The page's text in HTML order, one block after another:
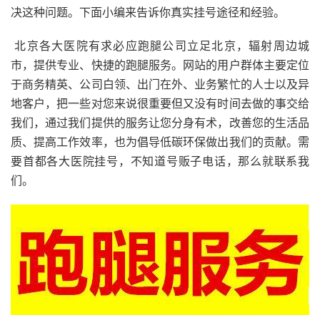
决这种问题。下面小编来告诉你真实挂号途径和经验。
北京各大医院有求必应跑腿公司立足北京，辐射周边城
市，提供专业、快捷的跑腿服务。网站的用户群体主要定位
于商务精英、公司白领、出门在外、业务繁忙的人士以及异
地客户，把一些对您来说很重要但又没有时间去做的事交给
我们，通过我们提供的服务让您分身有术，改善您的生活品
质、提高工作效率，也为倡导低碳环保做出我们的贡献。需
要首都各大医院挂号，不知道号贩子电话，那么就联系我
们。